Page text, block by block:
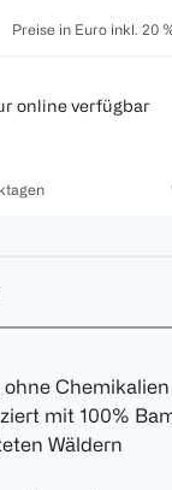
Preise in Euro inkl. 20
online verfügbar
Chemikalien
mit 100%
Wäldern